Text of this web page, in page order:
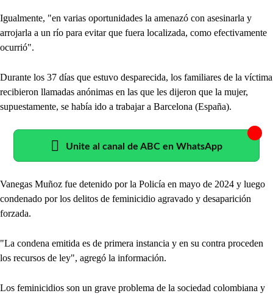
Igualmente, "en varias oportunidades la amenazó con asesinarla y
arrojarla a un río para evitar que fuera localizada, como efectivamente
ocurrió".
Durante los 37 días que estuvo desparecida, los familiares de la víctima
recibieron llamadas anónimas en las que les dijeron que la mujer,
supuestamente, se había ido a trabajar a Barcelona (España).
Unite al canal de ABC en WhatsApp
Vanegas Muñoz fue detenido por la Policía en mayo de 2024 y luego
condenado por los delitos de feminicidio agravado y desaparición
forzada.
"La condena emitida es de primera instancia y en su contra proceden
los recursos de ley", agregó la información.
Los feminicidios son un grave problema de la sociedad colombiana y